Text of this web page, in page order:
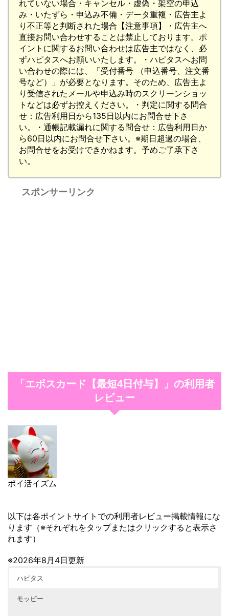
れていない場合・キャンセル・虚偽・架空の申込
み・いたずら・申込み不備・データ重複・広告主よ
り不正等と判断された場合【注意事項】・広告主へ
直接お問い合わせすることは禁止しております。ポ
イントに関するお問い合わせは広告主ではなく、必
ずハピタスへお願いいたします。・ハピタスへお問
い合わせの際には、「受付番号 （申込番号、注文番
号など）」が必要となります。そのため、広告主よ
り受信されたメールや申込み時のスクリーンショッ
トなどは必ずお控えください。・判定に関する問合
せ：広告利用日から135日以内にお問合せ下さ
い。・通帳記載漏れに関する問合せ：広告利用日か
ら60日以内にお問合せ下さい。※期日超過の場合、
お問合せをお受けできかねます。予めご了承下さ
い。
スポンサーリンク
「エポスカード【最短4日付与】」の利用者
レビュー
ポイ活イズム
以下は各ポイントサイトでの利用者レビュー掲載情報にな
ります（※それぞれをタップまたはクリックすると表示さ
れます）
※2026年8月4日更新
ハピタス
モッピー